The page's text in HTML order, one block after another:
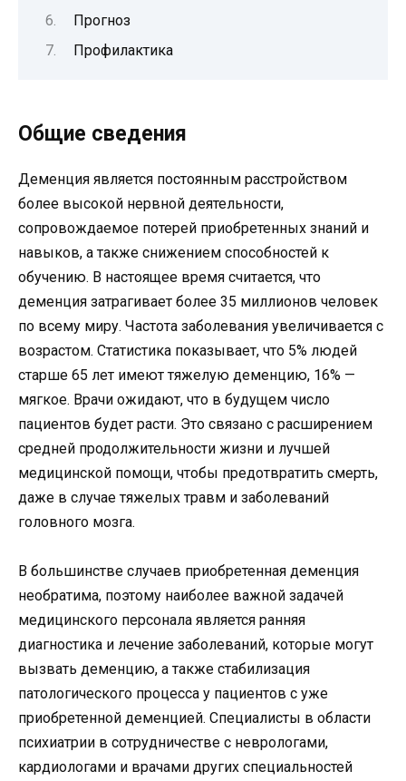
Прогноз
Профилактика
Общие сведения
Деменция является постоянным расстройством
более высокой нервной деятельности,
сопровождаемое потерей приобретенных знаний и
навыков, а также снижением способностей к
обучению. В настоящее время считается, что
деменция затрагивает более 35 миллионов человек
по всему миру. Частота заболевания увеличивается с
возрастом. Статистика показывает, что 5% людей
старше 65 лет имеют тяжелую деменцию, 16% —
мягкое. Врачи ожидают, что в будущем число
пациентов будет расти. Это связано с расширением
средней продолжительности жизни и лучшей
медицинской помощи, чтобы предотвратить смерть,
даже в случае тяжелых травм и заболеваний
головного мозга.
В большинстве случаев приобретенная деменция
необратима, поэтому наиболее важной задачей
медицинского персонала является ранняя
диагностика и лечение заболеваний, которые могут
вызвать деменцию, а также стабилизация
патологического процесса у пациентов с уже
приобретенной деменцией. Специалисты в области
психиатрии в сотрудничестве с неврологами,
кардиологами и врачами других специальностей